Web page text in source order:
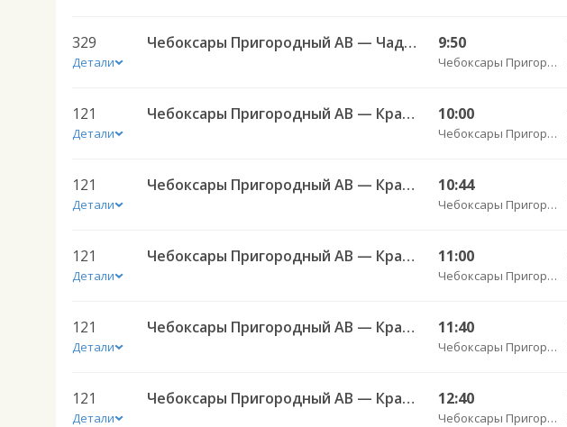
329
Детали
Чебоксары Пригородный АВ — Чадукасы д. 329 9:50
Чебоксары Пригородный АВ
121
Детали
Чебоксары Пригородный АВ — Красноармейское с. ДКП 121 10:00
Чебоксары Пригородный АВ
121
Детали
Чебоксары Пригородный АВ — Красноармейское с. ДКП 121 10:44
Чебоксары Пригородный АВ
121
Детали
Чебоксары Пригородный АВ — Красноармейское с. ДКП 121 11:00
Чебоксары Пригородный АВ
121
Детали
Чебоксары Пригородный АВ — Красноармейское с. ДКП 121 11:40
Чебоксары Пригородный АВ
121
Детали
Чебоксары Пригородный АВ — Красноармейское с. ДКП 121 12:40
Чебоксары Пригородный АВ